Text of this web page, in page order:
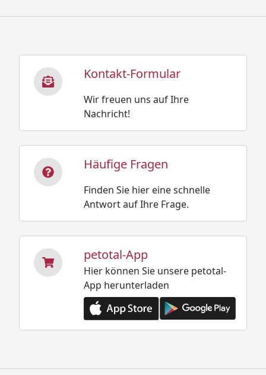
Kontakt-Formular
Wir freuen uns auf Ihre
Nachricht!
Häufige Fragen
Finden Sie hier eine schnelle
Antwort auf Ihre Frage.
petotal-App
Hier können Sie unsere petotal-
App herunterladen